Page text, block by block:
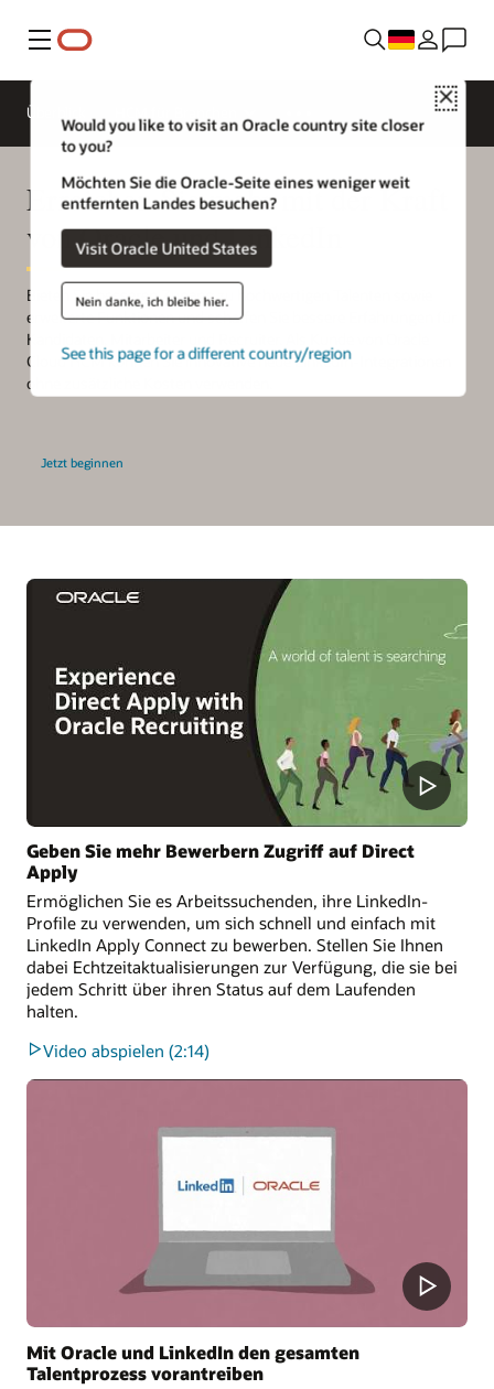
Menü
Close
Would you like to visit an Oracle country site closer
to you?
Möchten Sie die Oracle-Seite eines weniger weit
entfernten Landes besuchen?
Visit Oracle United States
Nein danke, ich bleibe hier.
See this page for a different country/region
Überblick
Erreichen Sie mehr mit der Kraft
von Oracle und LinkedIn
Bieten Sie besseren Zugang zu hochwertigen Talenten sowie
erweiterte Funktionen und schaffen Sie bessere Erfahrungen für
Kandidaten, Mitarbeiter und Recruiter. Als Kunde von Oracle
Cloud HCM können Sie innovative neue LinkedIn-Integrationen
ohne zusätzliche Kosten verwenden.
Jetzt beginnen
Geben Sie mehr Bewerbern Zugriff auf Direct
Apply
Ermöglichen Sie es Arbeitssuchenden, ihre LinkedIn-
Profile zu verwenden, um sich schnell und einfach mit
LinkedIn Apply Connect zu bewerben. Stellen Sie Ihnen
dabei Echtzeitaktualisierungen zur Verfügung, die sie bei
jedem Schritt über ihren Status auf dem Laufenden
halten.
Video abspielen (2:14)
Mit Oracle und LinkedIn den gesamten
Talentprozess vorantreiben